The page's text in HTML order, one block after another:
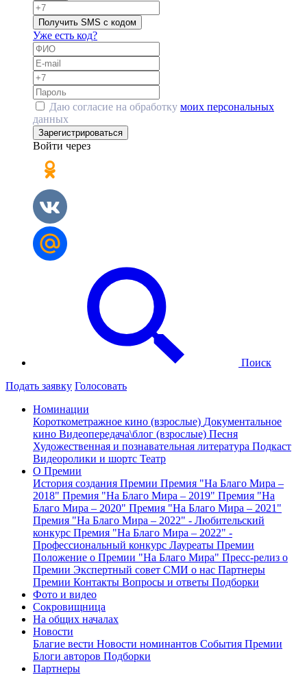
Получить SMS с кодом
Уже есть код?
Даю согласие на обработку моих персональных
данных
Зарегистрироваться
Войти через
Поиск
Подать заявку Голосовать
Номинации
Короткометражное кино (взрослые) Документальное
кино Видеопередача\блог (взрослые) Песня
Художественная и познавательная литература Подкаст
Видеоролики и шортс Театр
О Премии
История создания Премии Премия "На Благо Мира –
2018" Премия "На Благо Мира – 2019" Премия "На
Благо Мира – 2020" Премия "На Благо Мира – 2021"
Премия "На Благо Мира – 2022" - Любительский
конкурс Премия "На Благо Мира – 2022" -
Профессиональный конкурс Лауреаты Премии
Положение о Премии "На Благо Мира" Пресс-релиз о
Премии Экспертный совет СМИ о нас Партнеры
Премии Контакты Вопросы и ответы Подборки
Фото и видео
Сокровищница
На общих началах
Новости
Благие вести Новости номинантов События Премии
Блоги авторов Подборки
Партнеры